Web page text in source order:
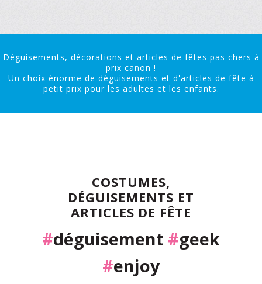
Déguisements, décorations et articles de fêtes pas chers à
prix canon !
Un choix énorme de déguisements et d'articles de fête à
petit prix pour les adultes et les enfants.
COSTUMES,
DÉGUISEMENTS ET
ARTICLES DE FÊTE
#déguisement #geek
#enjoy